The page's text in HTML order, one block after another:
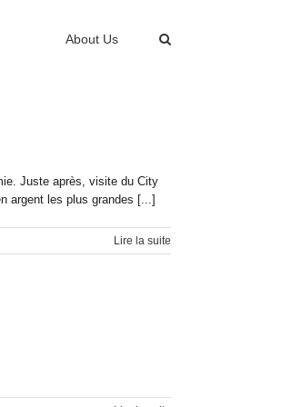
About Us
Juste après, visite du City
argent les plus grandes [...]
Lire la suite